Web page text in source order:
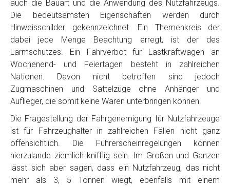
auch die Bauart und die Anwendung des Nutzfahrzeugs.
Die bedeutsamsten Eigenschaften werden durch
Hinweisschilder gekennzeichnet. Ein Themenkreis der
dabei jede Menge Beachtung erregt, ist der des
Lärmschutzes. Ein Fahrverbot für Lastkraftwagen an
Wochenend- und Feiertagen besteht in zahlreichen
Nationen. Davon nicht betroffen sind jedoch
Zugmaschinen und Sattelzüge ohne Anhänger und
Auflieger, die somit keine Waren unterbringen können.
Die Fragestellung der Fahrgenemigung für Nutzfahrzeuge
ist für Fahrzeughalter in zahlreichen Fällen nicht ganz
offensichtlich. Die Führerscheinregelungen können
hierzulande ziemlich knifflig sein. Im Großen und Ganzen
lässt sich aber sagen, dass ein Nutzfahrzeug, das nicht
mehr als 3, 5 Tonnen wiegt, ebenfalls mit einem